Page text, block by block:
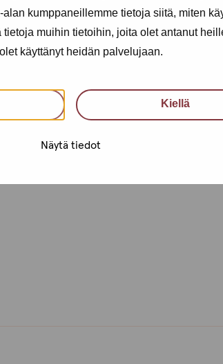
kumppaneillemme tietoja siitä, miten
muihin tietoihin, joita olet antanut
käyttänyt heidän palvelujaan.
Kiellä
Näytä tiedot